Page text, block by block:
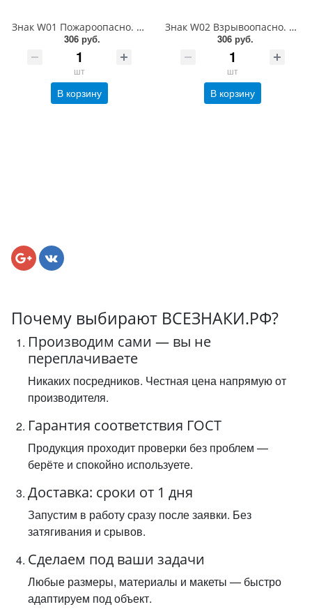
Знак W01 Пожароопасно. ЛВВ. 300 мм. металл 0.5 мм
306 руб.
шт
В корзину
Знак W02 Взрывоопасно. 300 мм. металл 0.5 мм
306 руб.
шт
В корзину
Почему выбирают ВСЕЗНАКИ.РФ?
Производим сами — вы не
переплачиваете
Никаких посредников. Честная цена напрямую от
производителя.
Гарантия соответствия ГОСТ
Продукция проходит проверки без проблем —
берёте и спокойно используете.
Доставка: сроки от 1 дня
Запустим в работу сразу после заявки. Без
затягивания и срывов.
Сделаем под ваши задачи
Любые размеры, материалы и макеты — быстро
адаптируем под объект.